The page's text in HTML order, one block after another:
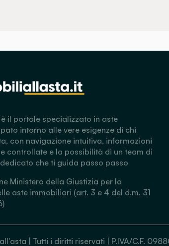
il portale specializzato in aste
intorno alle vere esigenze di chi
con navigazione intuitiva, informazioni
controllate e la possibilità di un team di
che ti guida passo passo
Ministero della Giustizia per la
aste immobiliari (art. 3 e 4 del d.m. 31
| Tutti i diritti riservati | P.IVA/C.F.